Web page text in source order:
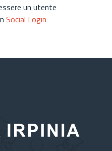
un utente
Social Login